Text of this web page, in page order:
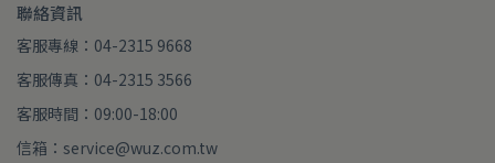
聯絡資訊
客服專線：04-2315 9668
客服傳真：04-2315 3566
客服時間：09:00-18:00
信箱：service@wuz.com.tw